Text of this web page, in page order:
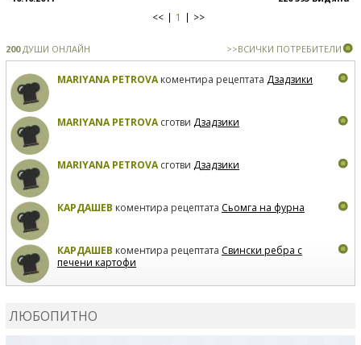
<< 1 >>
200ДУШИ ОНЛАЙН >>ВСИЧКИ ПОТРЕБИТЕЛИ
MARIYANA PETROVAкоментира рецептата Дзадзики
MARIYANA PETROVAсготви Дзадзики
MARIYANA PETROVAсготви Дзадзики
КАРДАШЕВ коментира рецептата Сьомга на фурна
КАРДАШЕВ коментира рецептата Свински ребра с
печени картофи
ЛЮБОПИТНО